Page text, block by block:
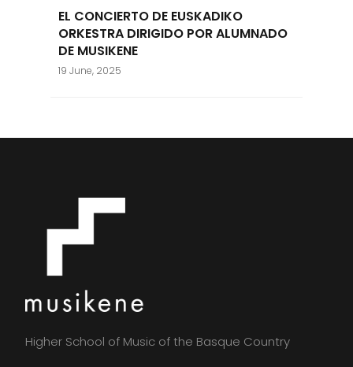
EL CONCIERTO DE EUSKADIKO
ORKESTRA DIRIGIDO POR ALUMNADO
DE MUSIKENE
19 June, 2025
Higher School of Music of the Basque Country